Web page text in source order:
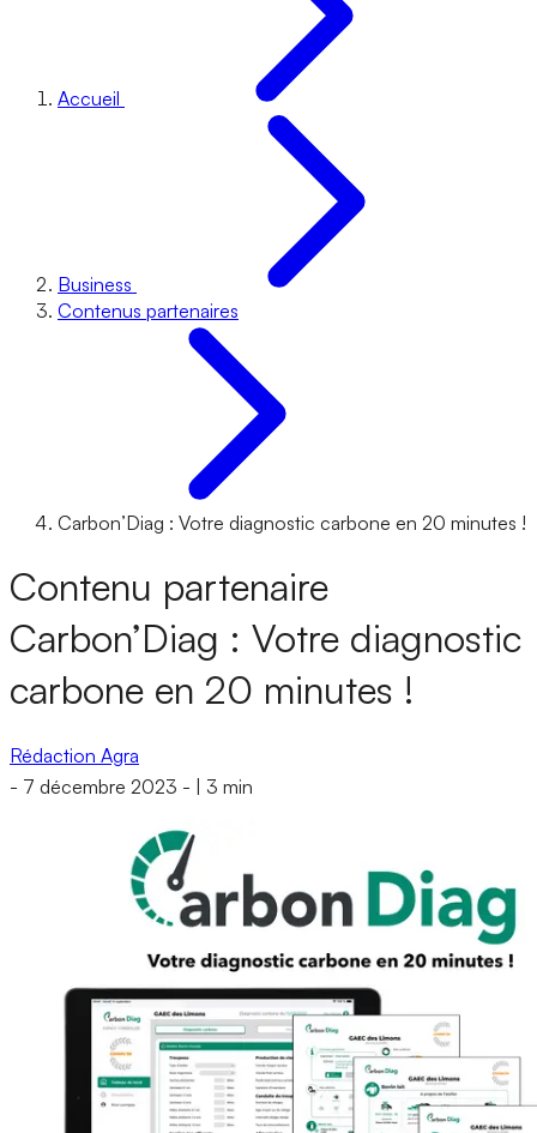
Accueil
Business
Contenus partenaires
Carbon’Diag : Votre diagnostic carbone en 20 minutes !
Contenu partenaire
Carbon’Diag : Votre diagnostic
carbone en 20 minutes !
Rédaction Agra
- 7 décembre 2023 - 3 min